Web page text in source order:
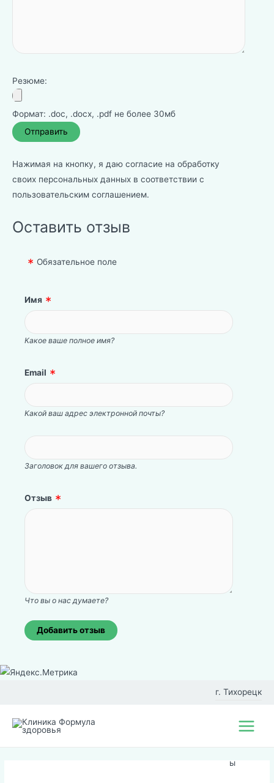
Резюме:
Формат: .doc, .docx, .pdf не более 30мб
Нажимая на кнопку, я даю согласие на обработку
своих персональных данных в соответствии с
пользовательским соглашением.
Оставить отзыв
Обязательное поле
Имя
Какое ваше полное имя?
Email
Какой ваш адрес электронной почты?
Заголовок для вашего отзыва.
Отзыв
Что вы о нас думаете?
г. Тихорецк
ы
Main